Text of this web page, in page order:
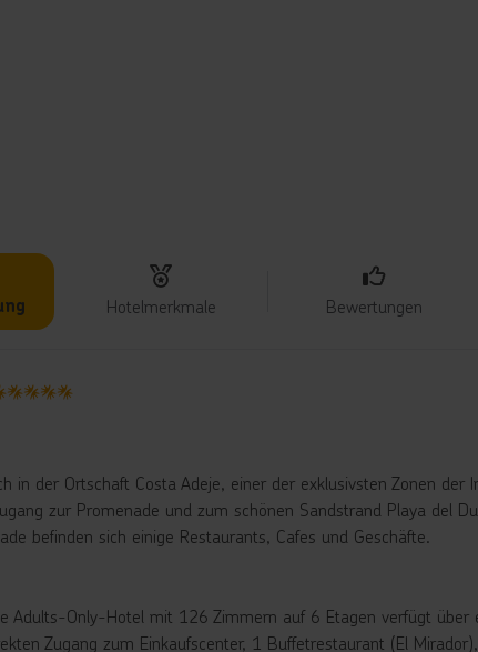
Hotelmerkmale Bewertungen
in der Ortschaft Costa Adeje, einer der exklusivsten Zonen der
zur Promenade und zum schönen Sandstrand Playa del
befinden sich einige Restaurants, Cafes und Geschäfte.
Adults-Only-Hotel mit 126 Zimmern auf 6 Etagen verfügt über
Zugang zum Einkaufscenter, 1 Buffetrestaurant (El